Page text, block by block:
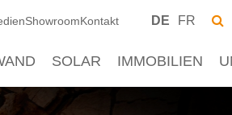
ShowroomKontakt DE FR
SOLAR IMMOBILIEN